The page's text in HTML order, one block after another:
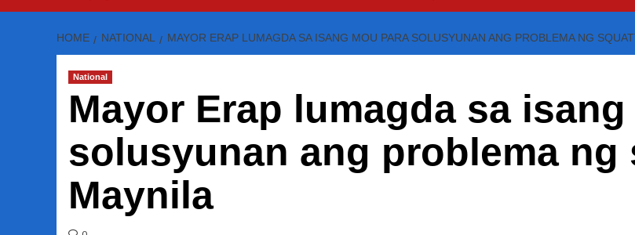
HOME NATIONAL MAYOR ERAP LUMAGDA SA ISANG MOU PARA SOLUSYUNAN ANG PROBLEMA NG
National
Mayor Erap lumagda sa isang
solusyunan ang problema ng
Maynila